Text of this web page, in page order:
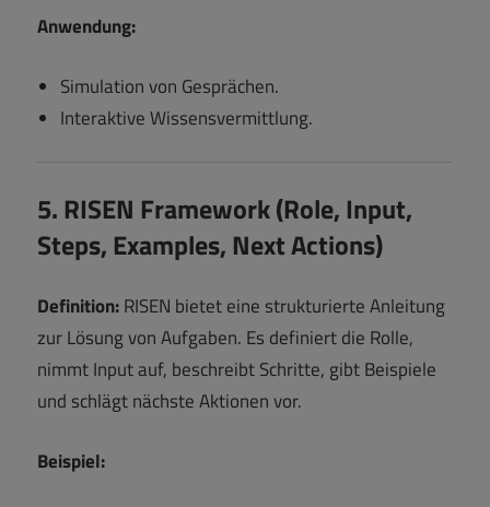
Anwendung:
Simulation von Gesprächen.
Interaktive Wissensvermittlung.
5. RISEN Framework (Role, Input,
Steps, Examples, Next Actions)
Definition:RISEN bietet eine strukturierte Anleitung
zur Lösung von Aufgaben. Es definiert die Rolle,
nimmt Input auf, beschreibt Schritte, gibt Beispiele
und schlägt nächste Aktionen vor.
Beispiel: